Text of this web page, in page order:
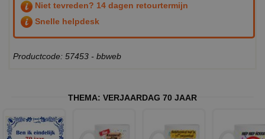
Niet tevreden? 14 dagen retourtermijn
Snelle helpdesk
Productcode: 57453 - bbweb
THEMA: VERJAARDAG 70 JAAR